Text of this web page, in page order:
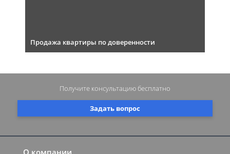
Продажа квартиры по доверенности
О компании
Задать вопрос
Получите консультацию бесплатно